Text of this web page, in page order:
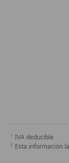
IVA deducible
Esta información